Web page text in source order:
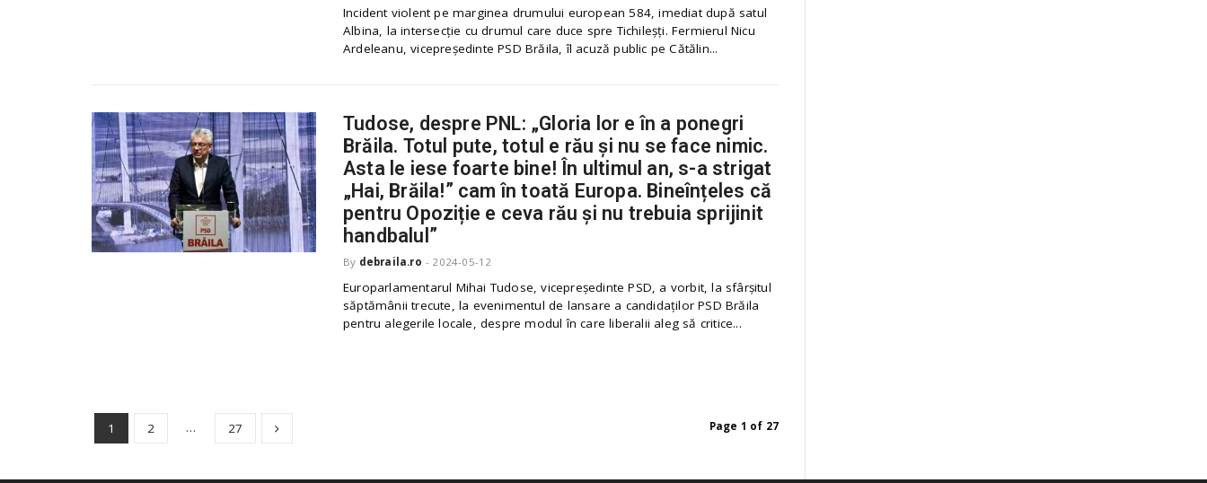
Incident violent pe marginea drumului european 584, imediat după satul
Albina, la intersecție cu drumul care duce spre Tichileșți. Fermierul Nicu
Ardeleanu, vicepreședinte PSD Brăila, îl acuză public pe Cătălin...
Tudose, despre PNL: „Gloria lor e în a ponegri
Brăila. Totul pute, totul e rău și nu se face nimic.
Asta le iese foarte bine! În ultimul an, s-a strigat
„Hai, Brăila!” cam în toată Europa. Bineînțeles că
pentru Opoziție e ceva rău și nu trebuia sprijinit
handbalul”
By debraila.ro - 2024-05-12
Europarlamentarul Mihai Tudose, vicepreședinte PSD, a vorbit, la sfârșitul
săptămânii trecute, la evenimentul de lansare a candidaților PSD Brăila
pentru alegerile locale, despre modul în care liberalii aleg să critice...
1 2 … 27 Page 1 of 27